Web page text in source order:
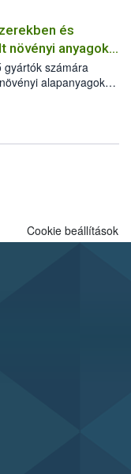
és
anyagok,
adatbázisokról
gyártók számára
alapanyagok
nem szabályozottak,
egy alapanyagot
a vállalkozásnak az
Cookie beállítások